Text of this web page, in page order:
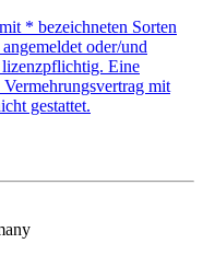
* bezeichneten Sorten
oder/und
lizenzpflichtig. Eine
mit
gestattet.